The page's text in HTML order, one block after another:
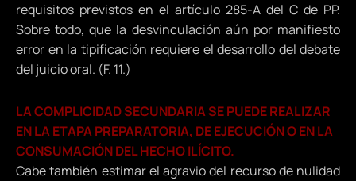
requisitos previstos en el artículo 285-A del C de PP.
Sobre todo, que la desvinculación aún por manifiesto
error en la tipificación requiere el desarrollo del debate
del juicio oral. (F. 11.)
LA COMPLICIDAD SECUNDARIA SE PUEDE REALIZAR
EN LA ETAPA PREPARATORIA, DE EJECUCIÓN O EN LA
CONSUMACIÓN DEL HECHO ILÍCITO.
Cabe también estimar el agravio del recurso de nulidad